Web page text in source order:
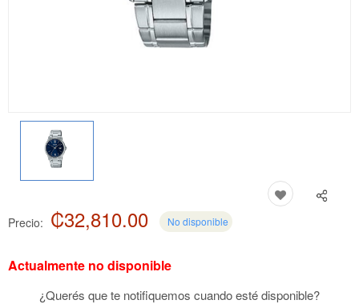
Precio: ₡32,810.00 No disponible
Actualmente no disponible
¿Querés que te notifiquemos cuando esté disponible?